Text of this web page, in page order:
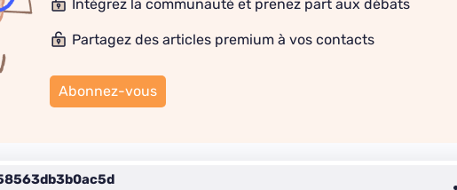
Intégrez la communauté et prenez part aux débats
Partagez des articles premium à vos contacts
Abonnez-vous